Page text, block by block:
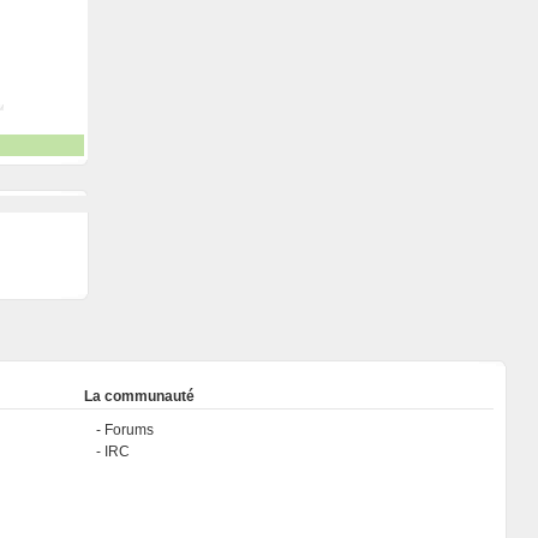
La communauté
Forums
IRC